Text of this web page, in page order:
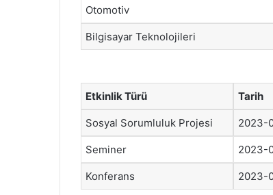
Otomotiv
Bilgisayar Teknolojileri
Etkinlik Türü Tarih
Sosyal Sorumluluk Projesi 2023-
Seminer 2023-
Konferans 2023-